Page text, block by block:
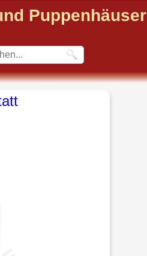
Puppenhäuser